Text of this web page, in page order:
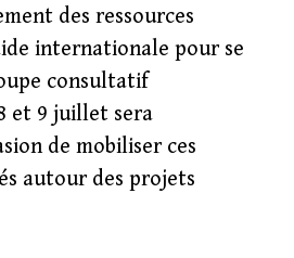
des ressources
internationale pour se
consultatif
et 9 juillet sera
de mobiliser ces
autour des projets